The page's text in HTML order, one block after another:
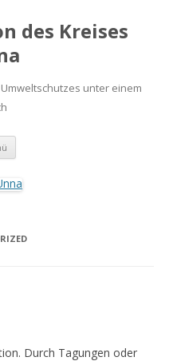
des Kreises
unter einem
Zum
springen
Durch Tagungen oder